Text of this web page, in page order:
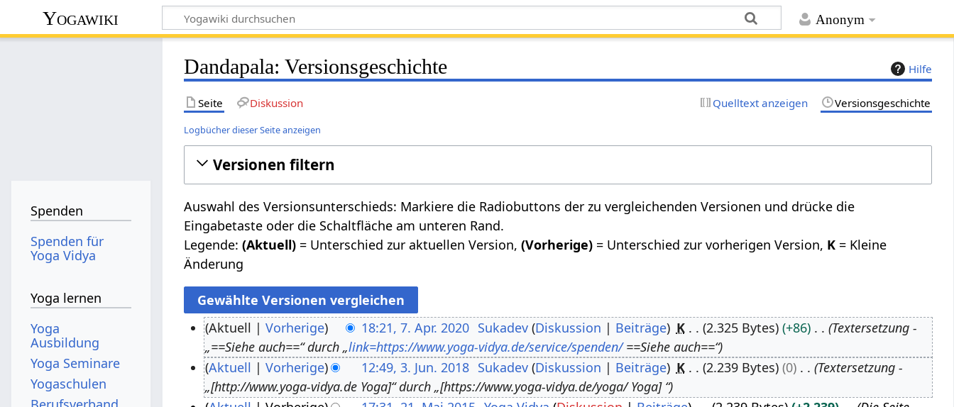
Anonym
Yogawiki
Hilfe
Dandapala: Versionsgeschichte
Seite Diskussion Quelltext anzeigen Versionsgeschichte
Logbücher dieser Seite anzeigen
Versionen filtern
Auswahl des Versionsunterschieds: Markiere die Radiobuttons der zu vergleichenden Versionen und drücke die
Eingabetaste oder die Schaltfläche am unteren Rand.
Legende:(Aktuell) = Unterschied zur aktuellen Version,(Vorherige) = Unterschied zur vorherigen Version, K = Kleine
Änderung
Aktuell Vorherige 18:21, 7. Apr. 2020 Sukadev Diskussion Beiträge K 2.325 Bytes +86
Textersetzung -
„==Siehe auch==“ durch „link=https://www.yoga-vidya.de/service/spenden/==Siehe auch==“
Aktuell Vorherige 12:49, 3. Jun. 2018 Sukadev Diskussion Beiträge K 2.239 Bytes 0
Textersetzung -
„[http://www.yoga-vidya.de Yoga]“ durch „[https://www.yoga-vidya.de/yoga/ Yoga] “
Spenden
Spenden für
Yoga Vidya
Yoga lernen
Yoga
Ausbildung
Yoga Seminare
Yogaschulen